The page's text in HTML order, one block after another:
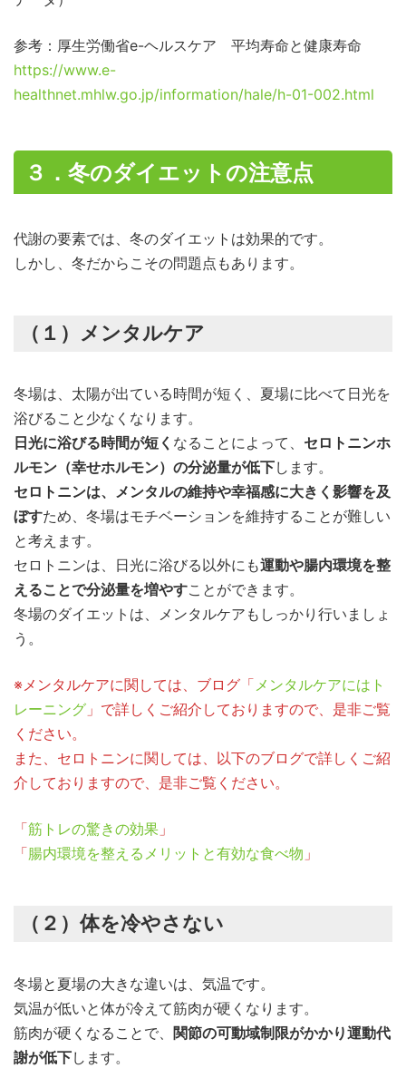
参考：厚生労働省e-ヘルスケア 平均寿命と健康寿命
https://www.e-
healthnet.mhlw.go.jp/information/hale/h-01-002.html
３．冬のダイエットの注意点
代謝の要素では、冬のダイエットは効果的です。
しかし、冬だからこその問題点もあります。
（１）メンタルケア
冬場は、太陽が出ている時間が短く、夏場に比べて日光を
浴びること少なくなります。
日光に浴びる時間が短く なることによって、 セロトニンホ
ルモン（幸せホルモン）の分泌量が低下します。
セロトニンは、メンタルの維持や幸福感に大きく影響を及
ぼすため、冬場はモチベーションを維持することが難しい
と考えます。
セロトニンは、日光に浴びる以外にも運動や腸内環境を整
えることで分泌量を増やすことができます。
冬場のダイエットは、メンタルケアもしっかり行いましょ
う。
※メンタルケアに関しては、ブログ「 メンタルケアにはト
レーニング 」で詳しくご紹介しておりますので、是非ご覧
ください。
また、セロトニンに関しては、以下のブログで詳しくご紹
介しておりますので、是非ご覧ください。
「筋トレの驚きの効果 」
「腸内環境を整えるメリットと有効な食べ物 」
（２）体を冷やさない
冬場と夏場の大きな違いは、気温です。
気温が低いと体が冷えて筋肉が硬くなります。
筋肉が硬くなることで、 関節の可動域制限がかかり運動代
謝が低下します。